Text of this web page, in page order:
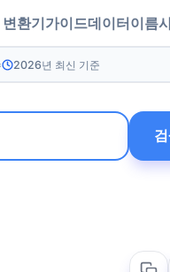
변환기가이드데이터이름
2026년 최신 기준